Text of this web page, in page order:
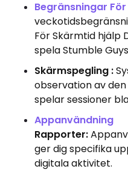
Begränsningar
För Skärmtid hjälp
spela Stumble
Skärmspegling :
observation av
spelar sessioner
Appanvändning
Rapporter:
ger dig specifika
digitala aktivitet.